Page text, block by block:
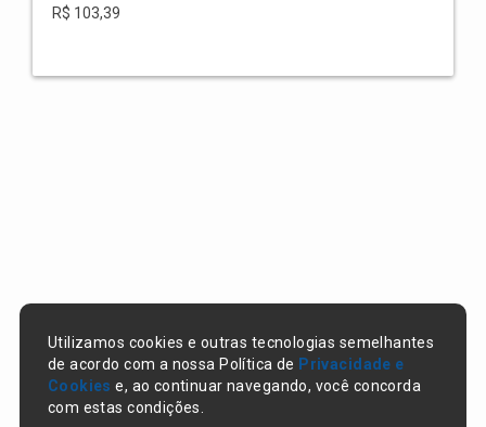
R$ 103,39
Utilizamos cookies e outras tecnologias semelhantes
de acordo com a nossa Política de Privacidade e
Cookies e, ao continuar navegando, você concorda
com estas condições.